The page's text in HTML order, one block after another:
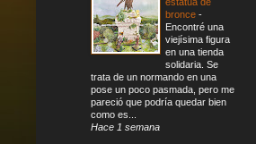
bronce -
Encontré una
viejísima figura
en una tienda
solidaria. Se
trata de un normando en una
pose un poco pasmada, pero me
pareció que podría quedar bien
como es...
Hace 1 semana